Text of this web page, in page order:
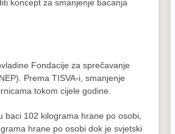
koncept za smanjenje bacanja
Fondacije za sprečavanje
Prema TISVA-i, smanjenje
tokom cijele godine.
102 kilograma hrane po osobi,
hrane po osobi dok je svjetski